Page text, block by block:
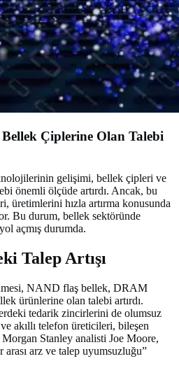
Bellek Çiplerine Olan Talebi
gelişimi, bellek çipleri ve
önemli ölçüde artırdı. Ancak, bu
üretimlerini hızla artırma konusunda
Bu durum, bellek sektöründe
açmış durumda.
Talep Artışı
NAND flaş bellek, DRAM
ürünlerine olan talebi artırdı.
tedarik zincirlerini de olumsuz
akıllı telefon üreticileri, bileşen
Stanley analisti Joe Moore,
arz ve talep uyumsuzluğu”